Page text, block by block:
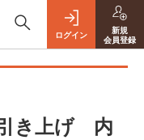
ログイン
新規
会員登録
き上げ 内